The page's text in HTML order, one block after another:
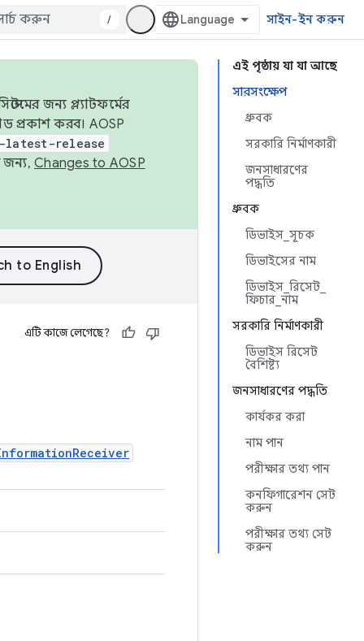
/ সাইন-ইন করুন
এই পৃষ্ঠায় যা যা আছে
সারসংক্ষেপ
ধ্রুবক
সরকারি নির্মাণকারী
জনসাধারণের
পদ্ধতি
ধ্রুবক
ডিভাইস_সূচক
ডিভাইসের নাম
ডিভাইস_রিসেট_
ফিচার_নাম
সরকারি নির্মাণকারী
ডিভাইস রিসেট
বৈশিষ্ট্য
জনসাধারণের পদ্ধতি
কার্যকর করা
নাম পান
পরীক্ষার তথ্য পান
কনফিগারেশন সেট
করুন
পরীক্ষার তথ্য সেট
করুন
জন্য প্ল্যাটফর্মের
প্রকাশ করব। AOSP
latest-release
জন্য, Changes to AOSP
এটি কাজে লেগেছে?